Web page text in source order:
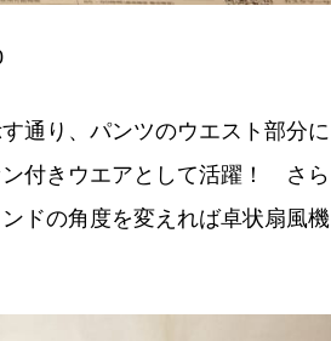
通り、パンツのウエスト部分に
ン付きウエアとして活躍！ さら
ドの角度を変えれば卓状扇風機